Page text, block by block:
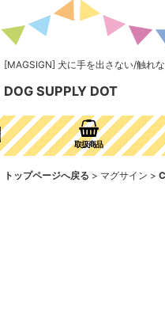
[MAGSIGN] 犬に手を出さない/触れ
DOG SUPPLY DOT
取扱商品
トップページへ戻る > マグサイン >